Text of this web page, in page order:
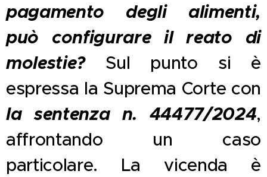
pagamento degli alimenti,
può configurare il reato di
molestie?Sul punto si è
espressa la Suprema Corte con
la sentenza n. 44477/2024,
affrontando un caso
particolare. La vicenda è